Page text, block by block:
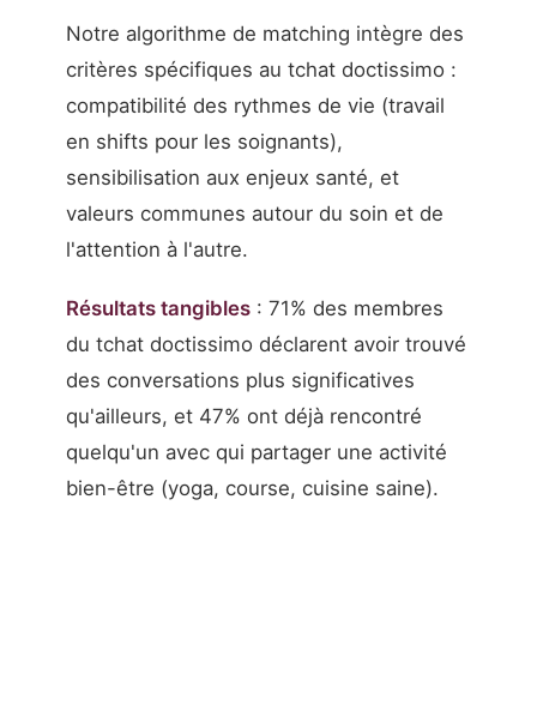
Notre algorithme de matching intègre des
critères spécifiques au tchat doctissimo :
compatibilité des rythmes de vie (travail
en shifts pour les soignants),
sensibilisation aux enjeux santé, et
valeurs communes autour du soin et de
l'attention à l'autre.
Résultats tangibles : 71% des membres
du tchat doctissimo déclarent avoir trouvé
des conversations plus significatives
qu'ailleurs, et 47% ont déjà rencontré
quelqu'un avec qui partager une activité
bien-être (yoga, course, cuisine saine).